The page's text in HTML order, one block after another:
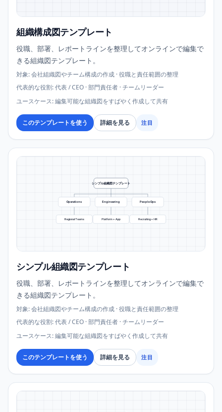
組織構成図テンプレート
役職、部署、レポートラインを整理してオンラインで編集で
きる組織図テンプレート。
対象:会社組織図やチーム構成の作成 · 役職と責任範囲の整理
代表的な役割:代表 / CEO · 部門責任者 · チームリーダー
ユースケース:編集可能な組織図をすばやく作成して共有
このテンプレートを使う 詳細を見る 注目
シンプル組織図テンプレート
Operations Engineering People Ops
Regional Teams Platform + App Recruiting + HR
シンプル組織図テンプレート
役職、部署、レポートラインを整理してオンラインで編集で
きる組織図テンプレート。
対象:会社組織図やチーム構成の作成 · 役職と責任範囲の整理
代表的な役割:代表 / CEO · 部門責任者 · チームリーダー
ユースケース:編集可能な組織図をすばやく作成して共有
このテンプレートを使う 詳細を見る 注目